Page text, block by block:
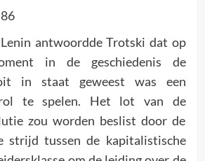
antwoordde Trotski dat op
in de geschiedenis de
in staat geweest was een
rol te spelen. Het lot van de
zou worden beslist door de
strijd tussen de kapitalistische